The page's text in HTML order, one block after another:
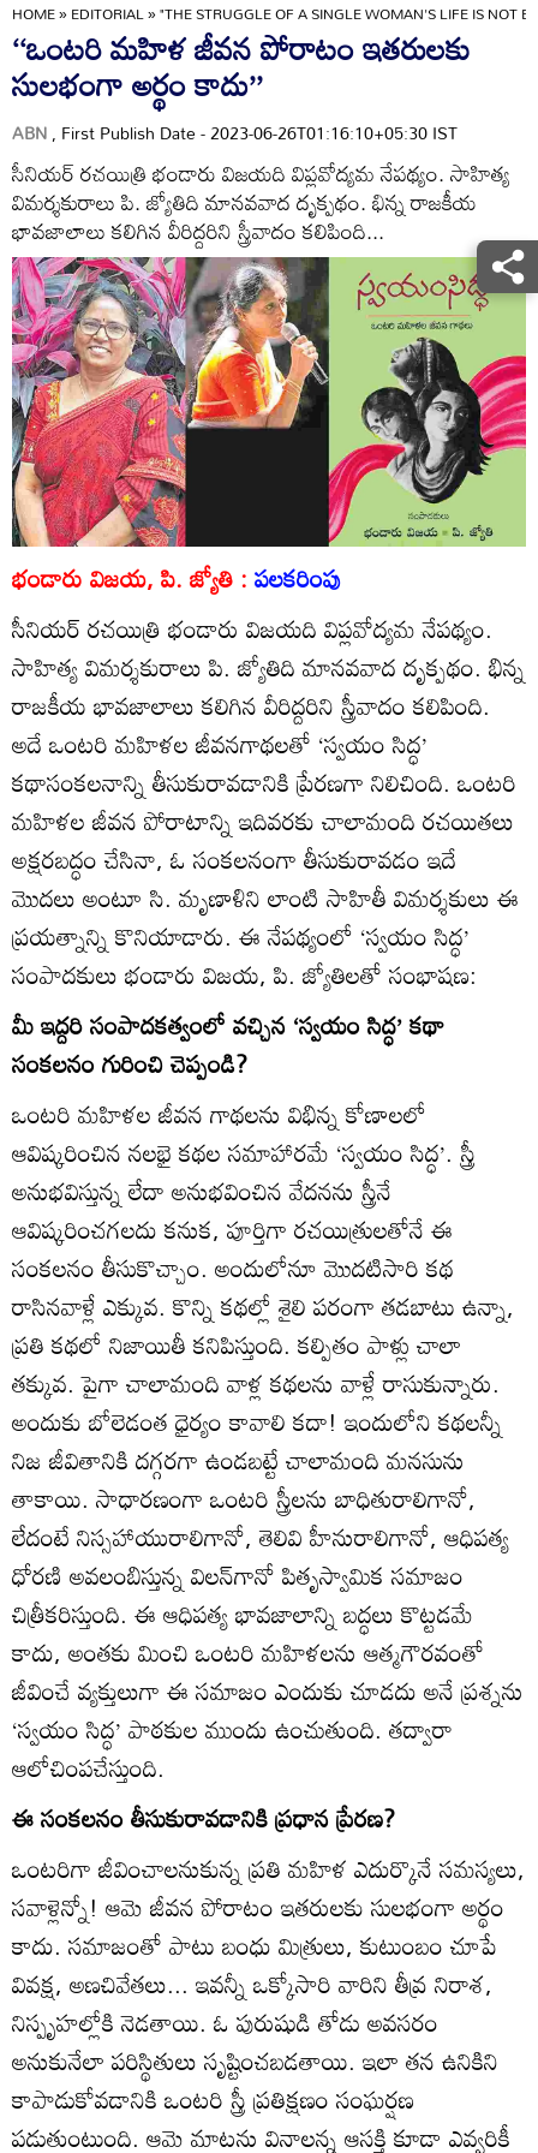
HOME»EDITORIAL»"THE STRUGGLE OF A SINGLE WOMAN'S LIFE IS NOT
‘‘ఒంటరి మహిళ జీవన పోరాటం ఇతరులకు
సులభంగా అర్థం కాదు’’
ABN, First Publish Date - 2023-06-26T01:16:10+05:30 IST
సీనియర్‌ రచయిత్రి భండారు విజయది విప్లవోద్యమ నేపథ్యం. సాహిత్య
విమర్శకురాలు పి. జ్యోతిది మానవవాద దృక్పథం. భిన్న రాజకీయ
భావజాలాలు కలిగిన వీరిద్దరిని స్త్రీవాదం కలిపింది...
భండారు విజయ, పి. జ్యోతి :పలకరింపు
సీనియర్‌ రచయిత్రి భండారు విజయది విప్లవోద్యమ నేపథ్యం.
సాహిత్య విమర్శకురాలు పి. జ్యోతిది మానవవాద దృక్పథం. భిన్న
రాజకీయ భావజాలాలు కలిగిన వీరిద్దరిని స్త్రీవాదం కలిపింది.
అదే ఒంటరి మహిళల జీవనగాథలతో ‘స్వయం సిద్ధ’
కథాసంకలనాన్ని తీసుకురావడానికి ప్రేరణగా నిలిచింది. ఒంటరి
మహిళల జీవన పోరాటాన్ని ఇదివరకు చాలామంది రచయితలు
అక్షరబద్ధం చేసినా, ఓ సంకలనంగా తీసుకురావడం ఇదే
మొదలు అంటూ సి. మృణాళిని లాంటి సాహితీ విమర్శకులు ఈ
ప్రయత్నాన్ని కొనియాడారు. ఈ నేపథ్యంలో ‘స్వయం సిద్ధ’
సంపాదకులు భండారు విజయ, పి. జ్యోతిలతో సంభాషణ:
మీ ఇద్దరి సంపాదకత్వంలో వచ్చిన ‘స్వయం సిద్ధ’ కథా
సంకలనం గురించి చెప్పండి?
ఒంటరి మహిళల జీవన గాథలను విభిన్న కోణాలలో
ఆవిష్కరించిన నలభై కథల సమాహారమే ‘స్వయం సిద్ధ’. స్త్రీ
అనుభవిస్తున్న లేదా అనుభవించిన వేదనను స్త్రీనే
ఆవిష్కరించగలదు కనుక, పూర్తిగా రచయిత్రులతోనే ఈ
సంకలనం తీసుకొచ్చాం. అందులోనూ మొదటిసారి కథ
రాసినవాళ్లే ఎక్కువ. కొన్ని కథల్లో శైలి పరంగా తడబాటు ఉన్నా,
ప్రతి కథలో నిజాయితీ కనిపిస్తుంది. కల్పితం పాళ్లు చాలా
తక్కువ. పైగా చాలామంది వాళ్ల కథలను వాళ్లే రాసుకున్నారు.
అందుకు బోలెడంత ధైర్యం కావాలి కదా! ఇందులోని కథలన్నీ
నిజ జీవితానికి దగ్గరగా ఉండబట్టే చాలామంది మనసును
తాకాయి. సాధారణంగా ఒంటరి స్త్రీలను బాధితురాలిగానో,
లేదంటే నిస్సహాయురాలిగానో, తెలివి హీనురాలిగానో, ఆధిపత్య
ధోరణి అవలంబిస్తున్న విలన్‌గానో పితృస్వామిక సమాజం
చిత్రీకరిస్తుంది. ఈ ఆధిపత్య భావజాలాన్ని బద్ధలు కొట్టడమే
కాదు, అంతకు మించి ఒంటరి మహిళలను ఆత్మగౌరవంతో
జీవించే వ్యక్తులుగా ఈ సమాజం ఎందుకు చూడదు అనే ప్రశ్నను
‘స్వయం సిద్ధ’ పాఠకుల ముందు ఉంచుతుంది. తద్వారా
ఆలోచింపచేస్తుంది.
ఈ సంకలనం తీసుకురావడానికి ప్రధాన ప్రేరణ?
ఒంటరిగా జీవించాలనుకున్న ప్రతి మహిళ ఎదుర్కొనే సమస్యలు,
సవాళ్లెన్నో! ఆమె జీవన పోరాటం ఇతరులకు సులభంగా అర్థం
కాదు. సమాజంతో పాటు బంధు మిత్రులు, కుటుంబం చూపే
వివక్ష, అణచివేతలు... ఇవన్నీ ఒక్కోసారి వారిని తీవ్ర నిరాశ,
నిస్పృహల్లోకి నెడతాయి. ఓ పురుషుడి తోడు అవసరం
అనుకునేలా పరిస్థితులు సృష్టించబడతాయి. ఇలా తన ఉనికిని
కాపాడుకోవడానికి ఒంటరి స్త్రీ ప్రతిక్షణం సంఘర్షణ
పడుతుంటుంది. ఆమె మాటను వినాలన్న ఆసక్తి కూడా ఎవ్వరికీ